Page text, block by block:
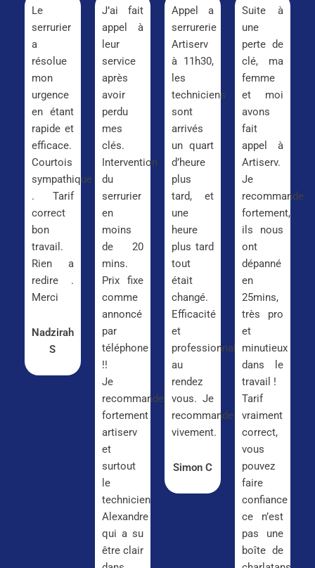
Le
serrurier
a
résolue
mon
urgence
en étant
rapide et
efficace.
Courtois
sympathique
. Tarif
correct
bon
travail.
Rien a
redire .
Merci
Nadzirah
S
J’ai fait
appel à
leur
service
après
avoir
perdu
mes
clés.
Intervention
du
serrurier
en
moins
de 20
mins.
Prix fixe
comme
annoncé
par
téléphone
!!
Je
recommande
fortement
artiserv
et
surtout
le
technicien
Alexandre
qui a su
être clair
Appel a
serrurerie
Artiserv
à 11h30,
les
techniciens
sont
arrivés
un quart
d’heure
plus
tard, et
une
heure
plus tard
tout
était
changé.
Efficacité
et
professionnalisme
au
rendez
vous. Je
recommande
vivement.
Simon C
Suite à
une
perte de
clé, ma
femme
et moi
avons
fait
appel à
Artiserv.
Je
recommande
fortement,
ils nous
ont
dépanné
en
25mins,
très pro
et
minutieux
dans le
travail !
Tarif
vraiment
correct,
vous
pouvez
faire
confiance
ce n’est
pas une
boîte de